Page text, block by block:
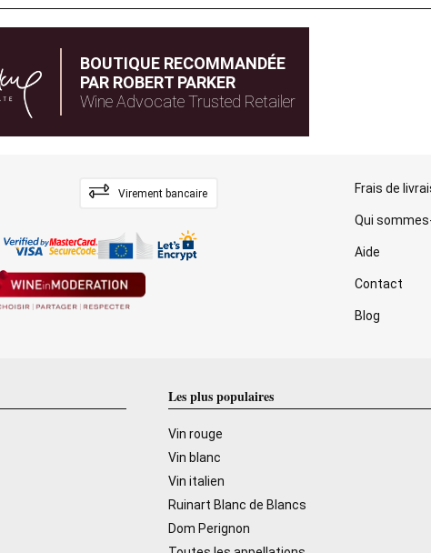
BOUTIQUE RECOMMANDÉE
PAR ROBERT PARKER
Wine Advocate Trusted Retailer
Virement bancaire Frais de
Qui
Aide
Contact
Blog
Les plus populaires
Vin rouge
Vin blanc
Vin italien
Ruinart Blanc de Blancs
Dom Perignon